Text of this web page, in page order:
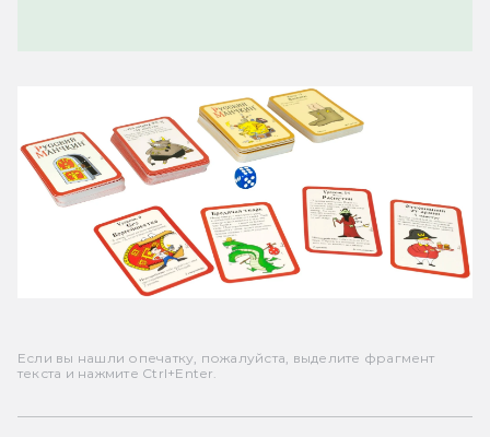
Если вы нашли опечатку, пожалуйста, выделите фрагмент
текста и нажмите Ctrl+Enter.